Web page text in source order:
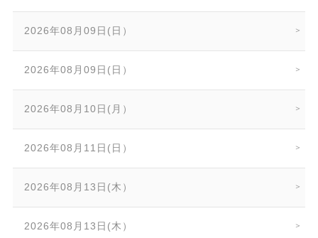
2026年08月09日(日）
2026年08月09日(日）
2026年08月10日(月）
2026年08月11日(日）
2026年08月13日(木）
2026年08月13日(木）